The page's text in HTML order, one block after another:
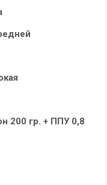
200 гр. + ППУ 0,8